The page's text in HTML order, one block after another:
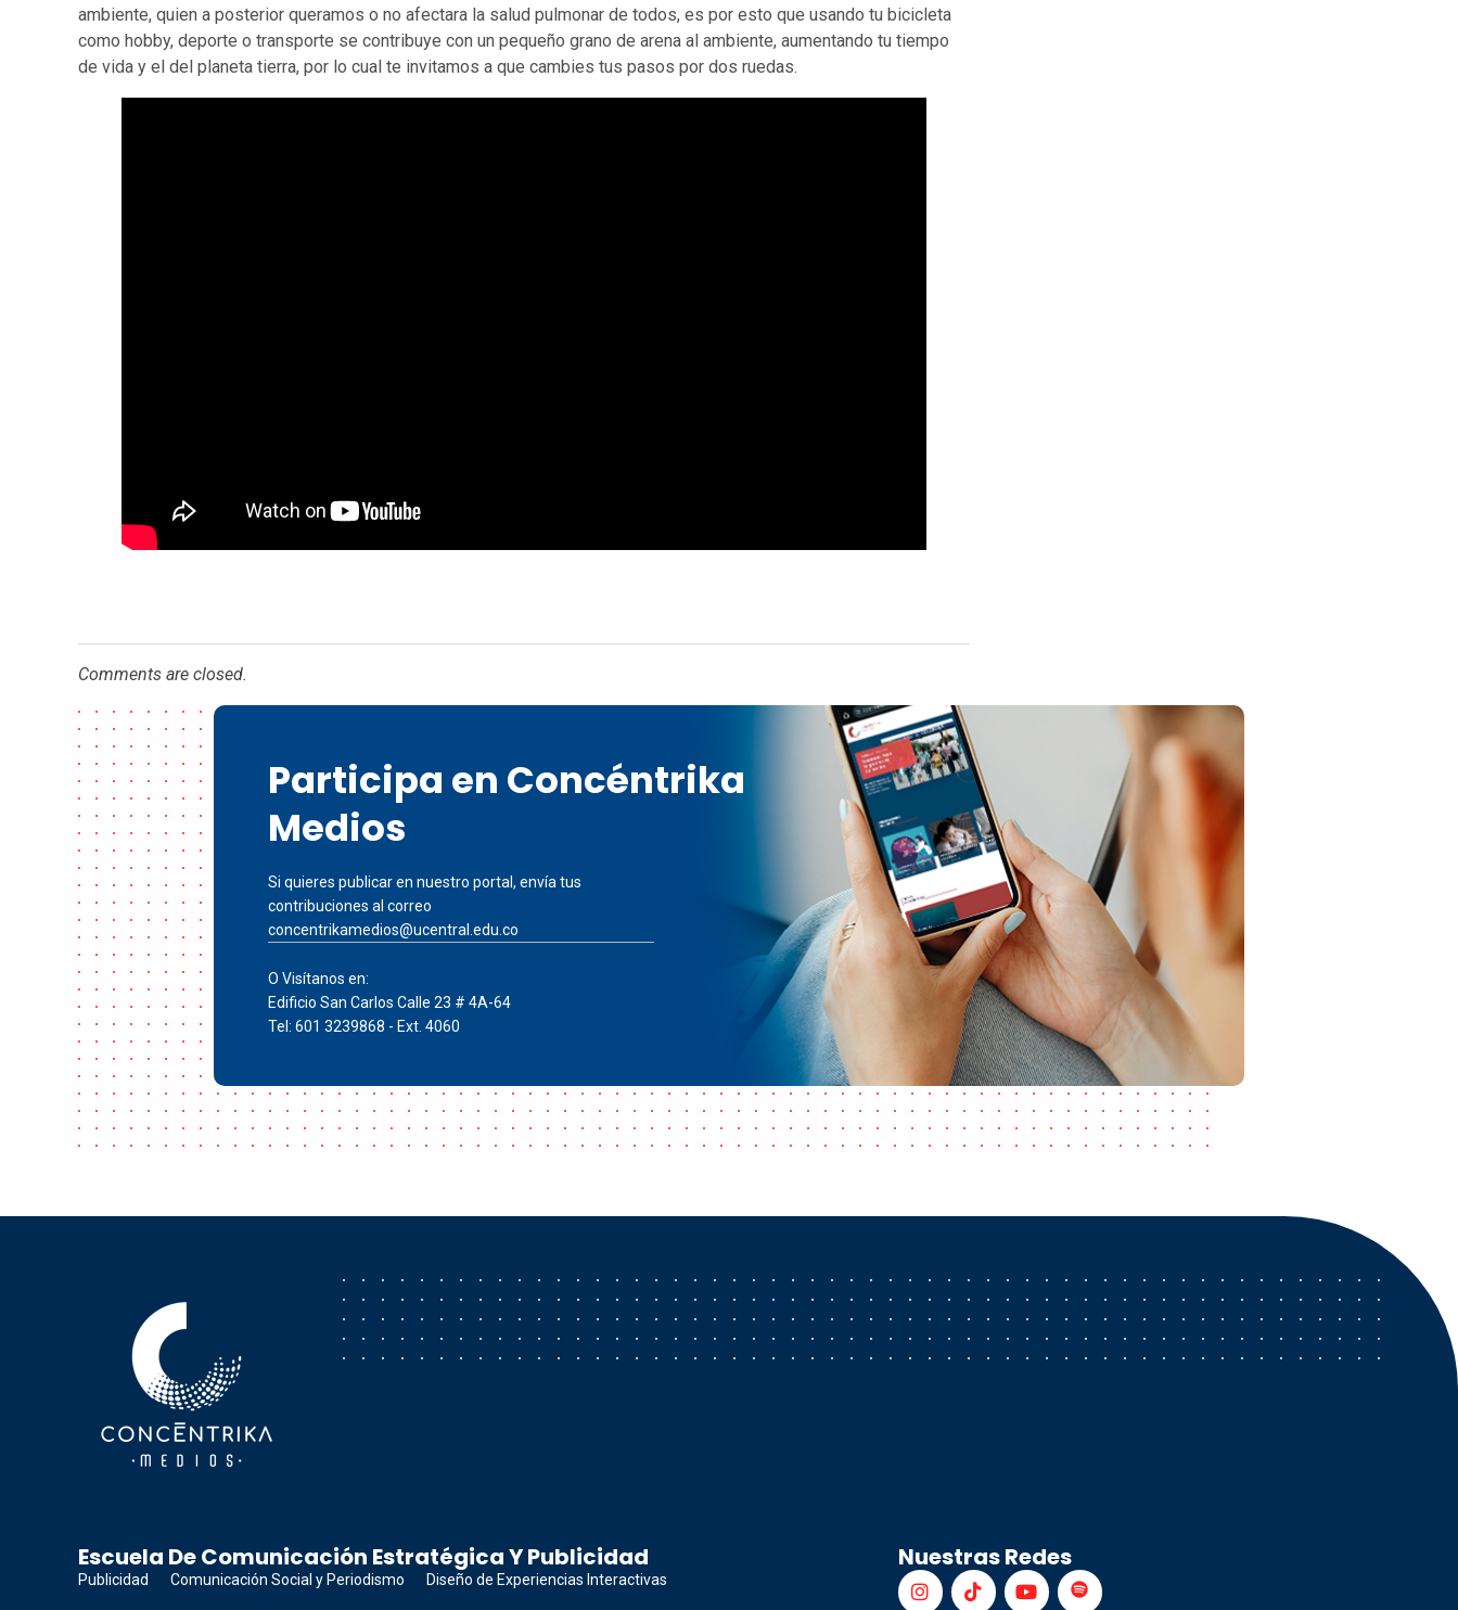
ambiente, quien a posterior queramos o no afectara la salud pulmonar de todos, es por esto que usando tu bicicleta
como hobby, deporte o transporte se contribuye con un pequeño grano de arena al ambiente, aumentando tu tiempo
de vida y el del planeta tierra, por lo cual te invitamos a que cambies tus pasos por dos ruedas.
Comments are closed.
Participa en Concéntrika
Medios
Si quieres publicar en nuestro portal, envía tus
contribuciones al correo
concentrikamedios@ucentral.edu.co
O Visítanos en:
Edificio San Carlos Calle 23 # 4A-64
Tel: 601 3239868 - Ext. 4060
Escuela De Comunicación Estratégica Y Publicidad
Publicidad Comunicación Social y Periodismo Diseño de Experiencias Interactivas
Nuestras Redes